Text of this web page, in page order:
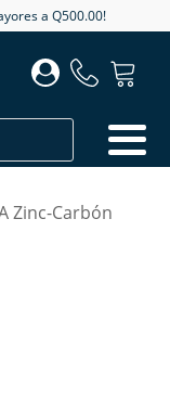
a Q500.00!
Zinc-Carbón